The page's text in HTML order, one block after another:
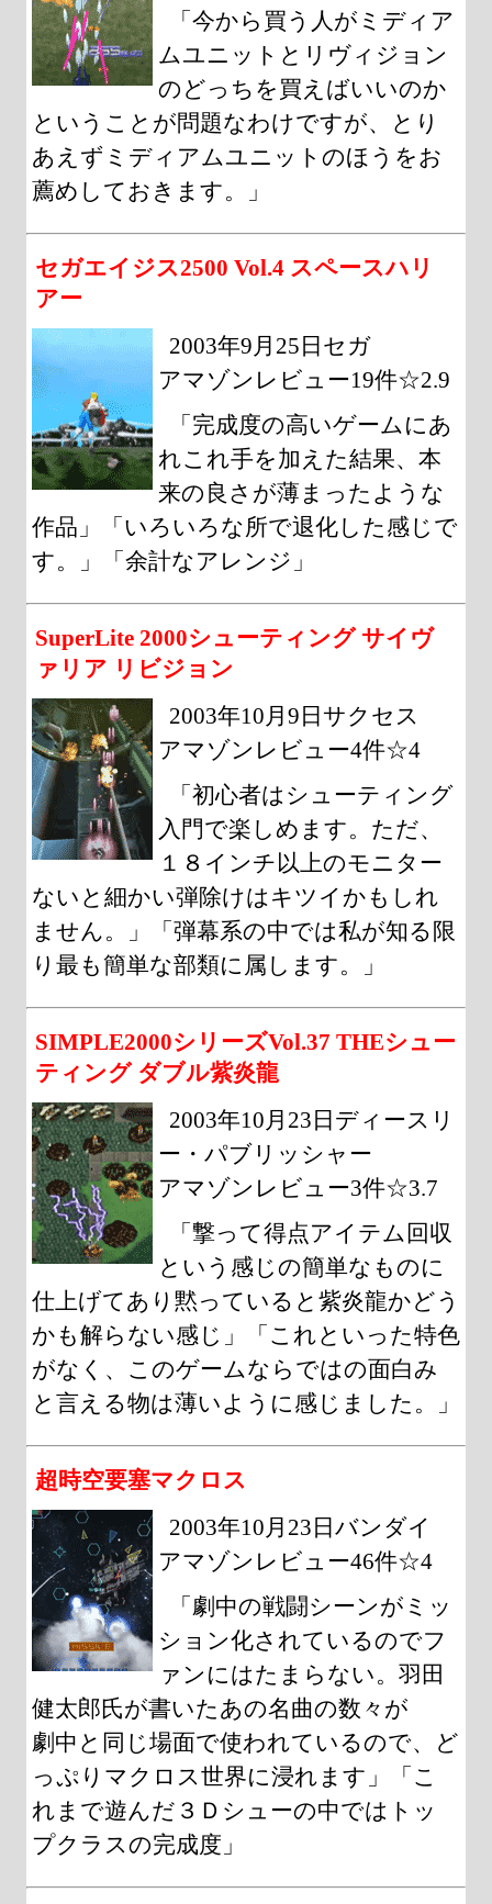
「今から買う人がミディア
ムユニットとリヴィジョン
のどっちを買えばいいのか
ということが問題なわけですが、とり
あえずミディアムユニットのほうをお
薦めしておきます。」
セガエイジス2500 Vol.4 スペースハリ
アー
2003年9月25日セガ
アマゾンレビュー19件☆2.9
「完成度の高いゲームにあ
れこれ手を加えた結果、本
来の良さが薄まったような
作品」「いろいろな所で退化した感じで
す。」「余計なアレンジ」
SuperLite 2000シューティング サイヴ
ァリア リビジョン
2003年10月9日サクセス
アマゾンレビュー4件☆4
「初心者はシューティング
入門で楽しめます。ただ、
１８インチ以上のモニター
ないと細かい弾除けはキツイかもしれ
ません。」「弾幕系の中では私が知る限
り最も簡単な部類に属します。」
SIMPLE2000シリーズVol.37 THEシュー
ティング ダブル紫炎龍
2003年10月23日ディースリ
ー・パブリッシャー
アマゾンレビュー3件☆3.7
「撃って得点アイテム回収
という感じの簡単なものに
仕上げてあり黙っていると紫炎龍かどう
かも解らない感じ」「これといった特色
がなく、このゲームならではの面白み
と言える物は薄いように感じました。」
超時空要塞マクロス
2003年10月23日バンダイ
アマゾンレビュー46件☆4
「劇中の戦闘シーンがミッ
ション化されているのでフ
ァンにはたまらない。羽田
健太郎氏が書いたあの名曲の数々が
劇中と同じ場面で使われているので、ど
っぷりマクロス世界に浸れます」「こ
れまで遊んだ３Ｄシューの中ではトッ
プクラスの完成度」